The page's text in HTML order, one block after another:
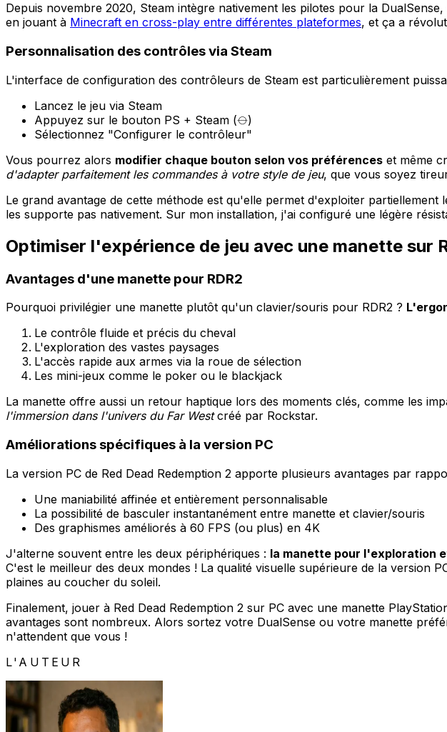
Depuis novembre 2020, Steam intègre nativement les pilotes pour la
en jouant à Minecraft en cross-play entre différentes plateformes, et ça a
Personnalisation des contrôles via Steam
L'interface de configuration des contrôleurs de Steam est particulièrement
Lancez le jeu via Steam
Appuyez sur le bouton PS + Steam (⦵)
Sélectionnez "Configurer le contrôleur"
Vous pourrez alors modifier chaque bouton selon vos préférences et même
d'adapter parfaitement les commandes à votre style de jeu, que vous soyez
Le grand avantage de cette méthode est qu'elle permet d'exploiter
les supporte pas nativement. Sur mon installation, j'ai configuré une légère
Optimiser l'expérience de jeu avec une manette sur
Avantages d'une manette pour RDR2
Pourquoi privilégier une manette plutôt qu'un clavier/souris pour RDR2 ?
Le contrôle fluide et précis du cheval
L'exploration des vastes paysages
L'accès rapide aux armes via la roue de sélection
Les mini-jeux comme le poker ou le blackjack
La manette offre aussi un retour haptique lors des moments clés, comme les
l'immersion dans l'univers du Far Westcréé par Rockstar.
Améliorations spécifiques à la version PC
La version PC de Red Dead Redemption 2 apporte plusieurs avantages par
Une maniabilité affinée et entièrement personnalisable
La possibilité de basculer instantanément entre manette et clavier/souris
Des graphismes améliorés à 60 FPS (ou plus) en 4K
J'alterne souvent entre les deux périphériques : la manette pour l'exploration
C'est le meilleur des deux mondes ! La qualité visuelle supérieure de la
plaines au coucher du soleil.
Finalement, jouer à Red Dead Redemption 2 sur PC avec une manette
avantages sont nombreux. Alors sortez votre DualSense ou votre manette
n'attendent que vous !
L'AUTEUR